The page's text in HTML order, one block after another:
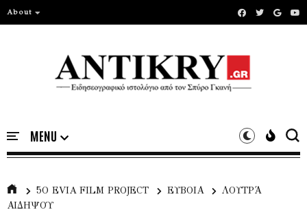
About
5Ο EVIA FILM PROJECT ΕΥΒΟΙΑ
ΛΟΥΤΡΆ
ΑΙΔΗΨΟΎ